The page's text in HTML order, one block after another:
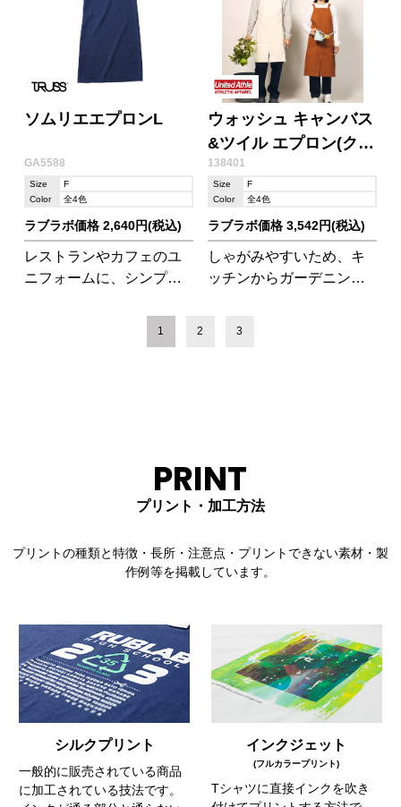
ソムリエエプロンL
GA5588
Size
F
Color
全4色
ラブラボ価格 2,640円(税込)
レストランやカフェのユ
ニフォームに、シンプル
ウォッシュ キャンバス
&ツイル エプロン(クロ
スタイプ)
138401
Size
F
Color
全4色
ラブラボ価格 3,542円(税込)
しゃがみやすいため、キ
ッチンからガーデニング
1 2 3
PRINT
プリント・加工方法
プリントの種類と特徴・長所・注意点・プリントできない素材・製
作例等を掲載しています。
シルクプリント
一般的に販売されている商品
に加工されている技法です。
インクジェット
(フルカラープリント)
Tシャツに直接インクを吹き